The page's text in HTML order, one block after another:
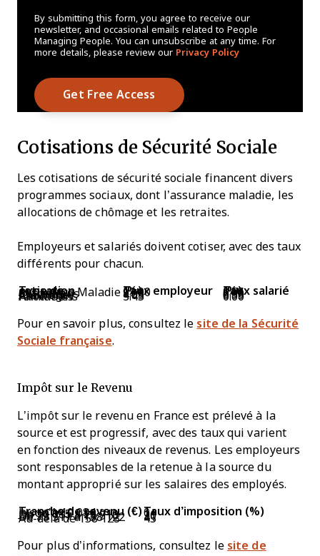
By submitting this form, you agree to receive our
newsletter, and occasional emails related to People
Managing People. You can unsubscribe at any time. For
more details, please review our Privacy Policy
Cotisations de Sécurité Sociale
Les cotisations de sécurité sociale financent divers
programmes sociaux, dont l’assurance maladie, les
allocations de chômage et les retraites.
Employeurs et salariés doivent cotiser, avec des taux
différents pour chacun.
Type de cotisation Taux employeur (%) Taux salarié (%)
Assurance Maladie13.00 0.75
Cotisations Retraite 8.55 6.90
Assurance Chômage 4.05 0.95
Allocations Familiales 3.45 0.00
Pour en savoir plus, consultez le site de la Sécurité
Sociale française.
Impôt sur le Revenu
L’impôt sur le revenu en France est prélevé à la
source et est progressif, avec des taux qui varient
en fonction des niveaux de revenus. Les employeurs
sont responsables de la retenue à la source du
montant approprié sur les salaires des employés.
Tranche de revenu (€)Taux d’imposition (%)
Jusqu’à 10 084 0
De 10 085 à 25 710 11
De 25 711 à 73 516 30
De 73 517 à 158 122 41
Au-delà de 158 123 45
Pour plus d’informations, consultez le site de